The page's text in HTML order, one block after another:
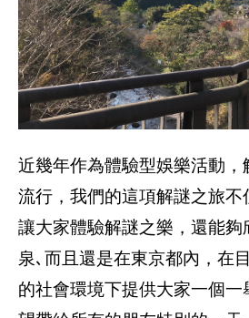
近幾年作為體驗型娛樂活動，
流行，我們的這項解謎之旅不
讓大家體驗解謎之樂，還能夠
泉､而且還是在東京都內，在
的社會環境下提供大家一個